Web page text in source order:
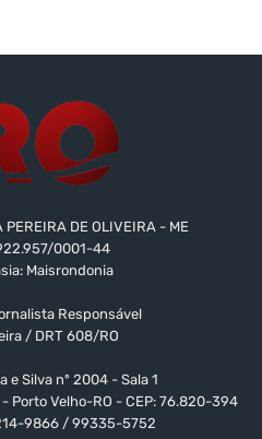
PEREIRA DE OLIVEIRA - ME
0001-44
Maisrondonia
Responsável
/ DRT 608/RO
e Silva nº 2004 - Sala 1
Porto Velho-RO - CEP: 76.820-394
9866 / 99335-5752